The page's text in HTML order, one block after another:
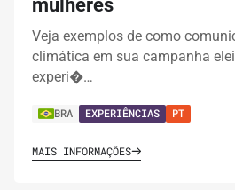
mulheres
Veja exemplos de como
climática em sua campanha
experi�…
BRA EXPERIÊNCIAS PT
MAIS INFORMAÇÕES